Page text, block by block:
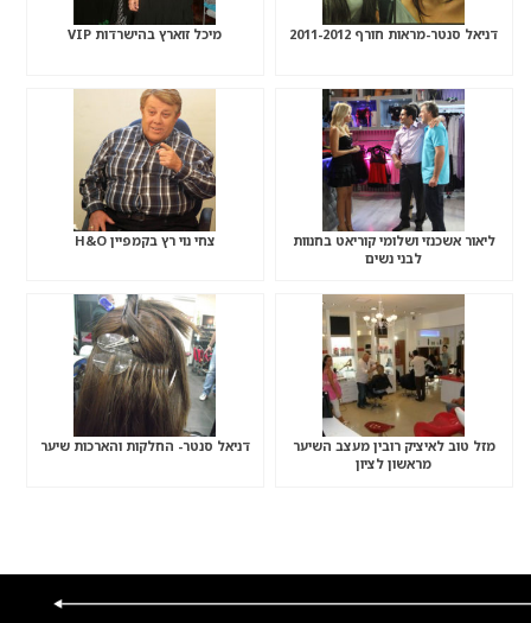
דניאל סנטר-מראות חורף 2011-2012 מיכל זוארץ בהישרדות VIP
ליאור אשכנזי ושלומי קוריאט בחנוות
לבני נשים
צחי נוי רץ בקמפיין H&O
מזל טוב לאיציק רובין מעצב השיער
מראשון לציון
דניאל סנטר- החלקות והארכות שיער